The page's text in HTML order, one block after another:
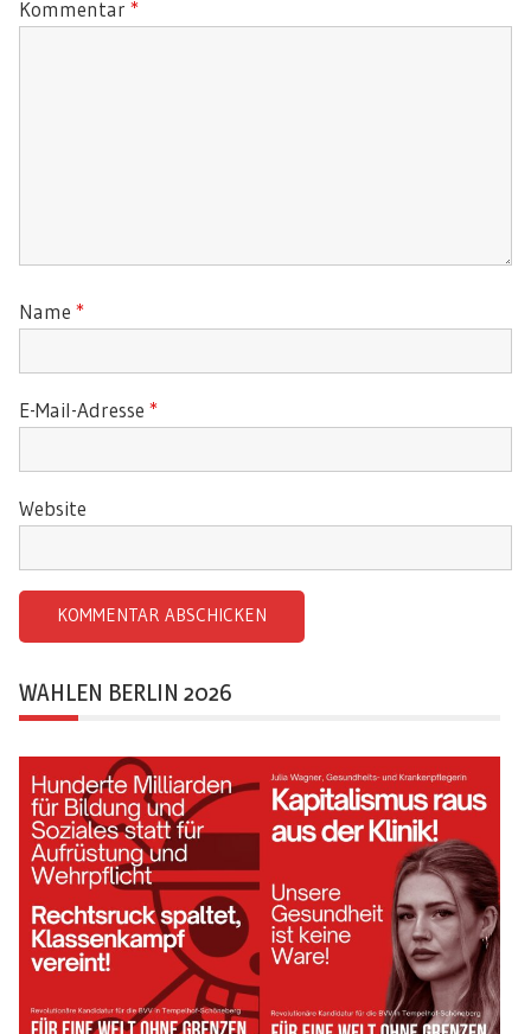
Kommentar *
Name *
E-Mail-Adresse *
Website
WAHLEN BERLIN 2026